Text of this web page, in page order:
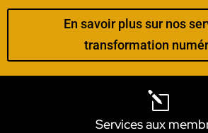
En savoir plus sur nos
transformation
l
Services aux